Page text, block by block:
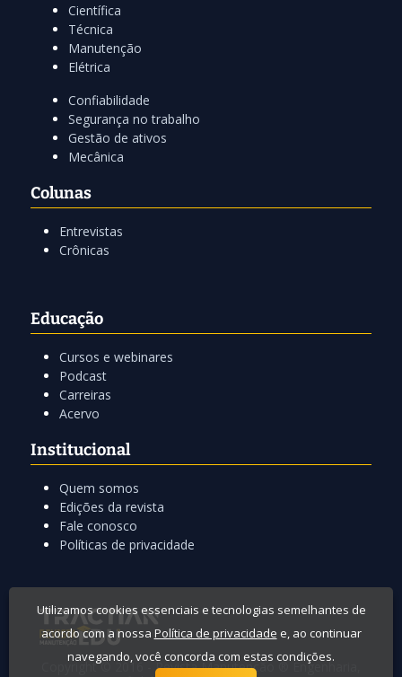
Científica
Técnica
Manutenção
Elétrica
Confiabilidade
Segurança no trabalho
Gestão de ativos
Mecânica
Colunas
Entrevistas
Crônicas
Educação
Cursos e webinares
Podcast
Carreiras
Acervo
Institucional
Quem somos
Edições da revista
Fale conosco
Políticas de privacidade
Copyright © 2016 -Revista Manutenção ® Engenharia,
Utilizamos cookies essenciais e tecnologias semelhantes de
acordo com a nossa Política de privacidade e, ao continuar
navegando, você concorda com estas condições.